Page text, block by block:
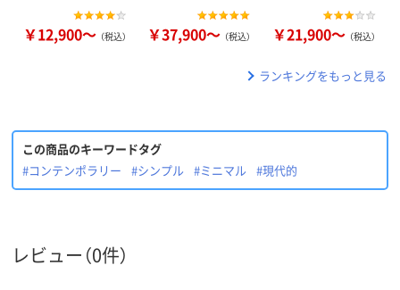
￥12,900～ （税込） ￥37,900～ （税込） ￥21,900～ （税込）
ランキングをもっと見る
この商品のキーワードタグ
#コンテンポラリー
#シンプル #ミニマル #現代的
レビュー（0件）